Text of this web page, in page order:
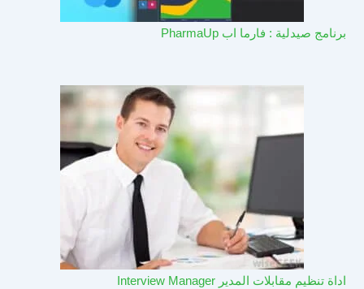
برنامج صيدلية : فارما اب PharmaUp​
اداة تنظيم مقابلات المدير Interview Manager